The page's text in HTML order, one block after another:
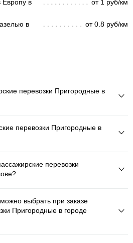
Европу в
от 1 руб/км
в
от 0.8 руб/км
перевозки Пригородные в
перевозки Пригородные в
перевозки
выбрать при заказе
Пригородные в городе